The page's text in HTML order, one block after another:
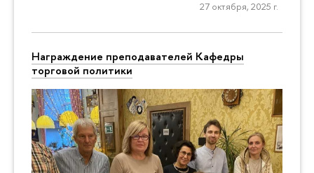
27 октября, 2025 г.
Награждение преподавателей Кафедры
торговой политики